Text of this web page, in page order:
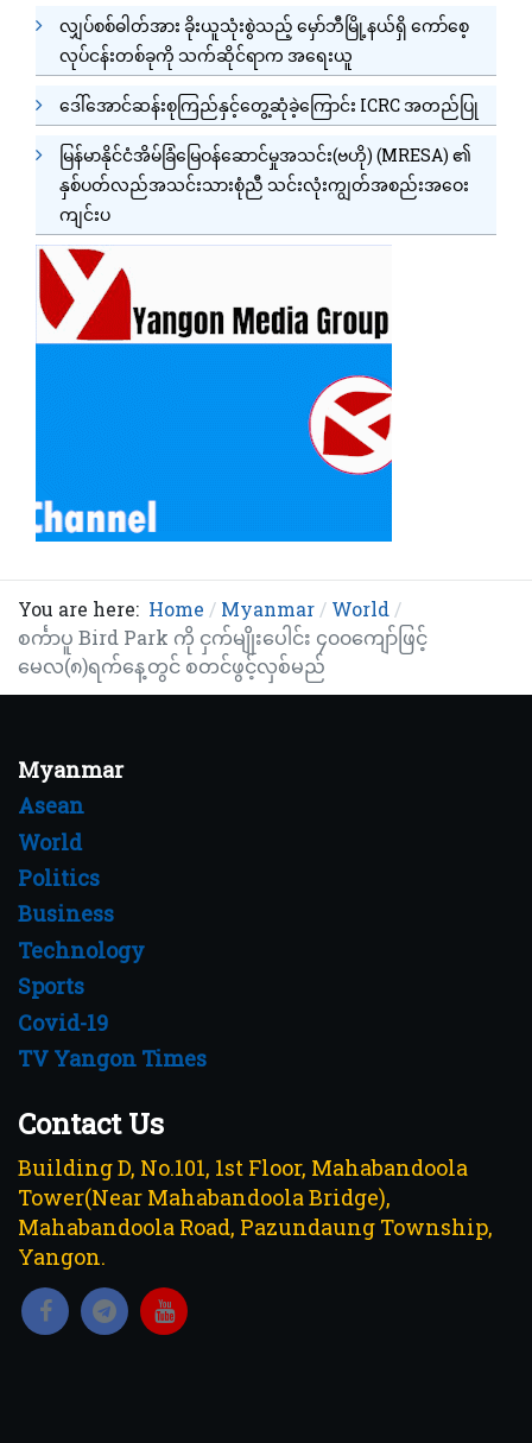
လျှပ်စစ်ဓါတ်အား ခိုးယူသုံးစွဲသည့် မှော်ဘီမြို့နယ်ရှိ ကော်စေ့
လုပ်ငန်းတစ်ခုကို သက်ဆိုင်ရာက အရေးယူ
ဒေါ်အောင်ဆန်းစုကြည်နှင့်တွေ့ဆုံခဲ့ကြောင်း ICRC အတည်ပြု
မြန်မာနိုင်ငံအိမ်ခြံမြေဝန်ဆောင်မှုအသင်း(ဗဟို) (MRESA) ၏
နှစ်ပတ်လည်အသင်းသားစုံညီ သင်းလုံးကျွတ်အစည်းအဝေး
ကျင်းပ
You are here: Home Myanmar
World
စင်္ကာပူ Bird Park ကို ငှက်မျိုးပေါင်း ၄၀၀ကျော်ဖြင့်
မေလ(၈)ရက်နေ့တွင် စတင်ဖွင့်လှစ်မည်
Myanmar
Asean
World
Politics
Business
Technology
Sports
Covid-19
TV Yangon Times
Contact Us
Building D, No.101, 1st Floor, Mahabandoola
Tower(Near Mahabandoola Bridge),
Mahabandoola Road, Pazundaung Township,
Yangon.